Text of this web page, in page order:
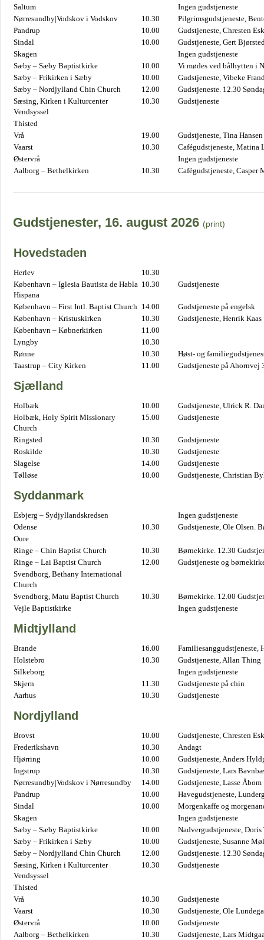
Saltum
Ingen gudstjeneste
Nørresundby|Vodskov i Vodskov
10.30
Pilgrimsgudstjeneste,
Pandrup
10.00
Gudstjeneste, Chresten
Sindal
10.00
Gudstjeneste, Gert
Skagen
Ingen gudstjeneste
Sæby – Sæby Baptistkirke
10.00
Vi mødes ved bålhytten i
Sæby – Frikirken i Sæby
10.00
Gudstjeneste, Vibeke
Sæby – Nordjylland Chin Church
12.00
Gudstjeneste. 12.30
Sæsing, Kirken i Kulturcenter
Vendsyssel
10.30 Gudstjeneste
Thisted
Vrå
19.00
Gudstjeneste, Tina Hansen
Vaarst
10.30
Cafégudstjeneste, Matina
Østervrå
Ingen gudstjeneste
Aalborg – Bethelkirken
10.30 Cafégudstjeneste, Casper
Gudstjenester, 16. august 2026 (print)
Hovedstaden
Herlev
10.30
København – Iglesia Bautista de Habla
Hispana
10.30 Gudstjeneste
København – First Intl. Baptist Church 14.00
Gudstjeneste på engelsk
København – Kristuskirken
10.30
Gudstjeneste, Henrik Kaas
København – Købnerkirken
11.00
Lyngby
10.30
Rønne
10.30
Høst- og
Taastrup – City Kirken
11.00 Gudstjeneste på Ahornvej
Sjælland
Holbæk 10.00
Gudstjeneste, Ulrick R.
Holbæk, Holy Spirit Missionary
Church
15.00 Gudstjeneste
Ringsted 10.30
Gudstjeneste
Roskilde
10.30
Gudstjeneste
Slagelse
14.00
Gudstjeneste
Tølløse
10.00 Gudstjeneste, Christian
Syddanmark
Esbjerg – Sydjyllandskredsen
Ingen gudstjeneste
Odense
10.30
Gudstjeneste, Ole Olsen.
Oure
Ringe – Chin Baptist Church
10.30
Børnekirke. 12.30
Ringe – Lai Baptist Church
12.00
Gudstjeneste og
Svendborg, Bethany International
Church
Svendborg, Matu Baptist Church
10.30
Børnekirke. 12.00
Vejle Baptistkirke
Ingen gudstjeneste
Midtjylland
Brande 16.00
Familiesanggudstjeneste,
Holstebro
10.30
Gudstjeneste, Allan Thing
Silkeborg
Ingen gudstjeneste
Skjern
11.30
Gudstjeneste på chin
Aarhus
10.30 Gudstjeneste
Nordjylland
Brovst 10.00
Gudstjeneste, Chresten
Frederikshavn
10.30
Andagt
Hjørring
10.00
Gudstjeneste, Anders
Ingstrup
10.30
Gudstjeneste, Lars
Nørresundby|Vodskov i Nørresundby
14.00
Gudstjeneste, Lasse Åbom
Pandrup
10.00
Havegudstjeneste,
Sindal
10.00
Morgenkaffe og
Skagen
Ingen gudstjeneste
Sæby – Sæby Baptistkirke
10.00
Nadvergudstjeneste,
Sæby – Frikirken i Sæby
10.00
Gudstjeneste, Susanne
Sæby – Nordjylland Chin Church
12.00
Gudstjeneste. 12.30
Sæsing, Kirken i Kulturcenter
Vendsyssel
10.30 Gudstjeneste
Thisted
Vrå
10.30
Gudstjeneste
Vaarst
10.30
Gudstjeneste, Ole
Østervrå
10.00
Gudstjeneste
Aalborg – Bethelkirken
10.30 Gudstjeneste, Lars